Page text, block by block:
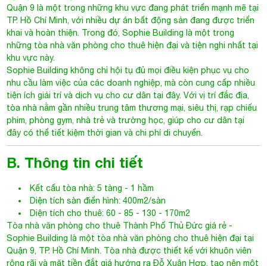
Quận 9 là một trong những khu vực đang phát triển mạnh mẽ tại
TP. Hồ Chí Minh, với nhiều dự án bất động sản đang được triển
khai và hoàn thiện. Trong đó, Sophie Building là một trong
những tòa nhà văn phòng cho thuê hiện đại và tiện nghi nhất tại
khu vực này.
Sophie Building không chỉ hội tụ đủ mọi điều kiện phục vụ cho
nhu cầu làm việc của các doanh nghiệp, mà còn cung cấp nhiều
tiện ích giải trí và dịch vụ cho cư dân tại đây. Với vị trí đắc địa,
tòa nhà nằm gần nhiều trung tâm thương mại, siêu thị, rạp chiếu
phim, phòng gym, nhà trẻ và trường học, giúp cho cư dân tại
đây có thể tiết kiệm thời gian và chi phí di chuyển.
B. Thông tin chi tiết
Kết cấu tòa nhà: 5 tàng - 1 hầm
Diện tích sàn điển hình: 400m2/sàn
Diện tích cho thuê: 60 - 85 - 130 - 170m2
Tòa nhà văn phòng cho thuê Thành Phố Thủ Đứcgiá rẻ -
Sophie Building là một tòa nhà văn phòng cho thuê hiện đại tại
Quận 9, TP. Hồ Chí Minh. Tòa nhà được thiết kế với khuôn viên
rộng rãi và mặt tiền đắt giá hướng ra Đỗ Xuân Hợp, tạo nên một